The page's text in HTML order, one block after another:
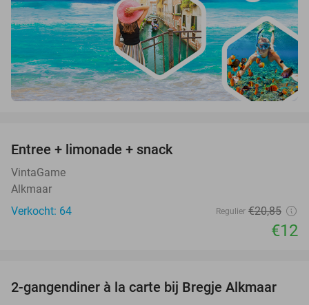
Entree + limonade + snack
VintaGame
Alkmaar
Verkocht: 64
Regulier €20,85
€12
12%
2-gangendiner à la carte bij Bregje Alkmaar